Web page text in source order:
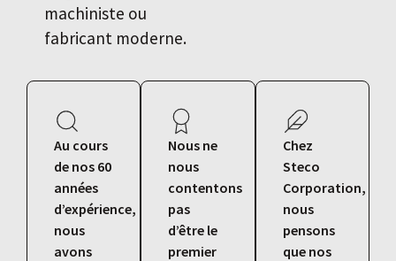
machiniste ou
fabricant moderne.
Au cours
de nos 60
années
d’expérience,
nous
avons
Nous ne
nous
contentons
pas
d’être le
premier
Chez
Steco
Corporation,
nous
pensons
que nos